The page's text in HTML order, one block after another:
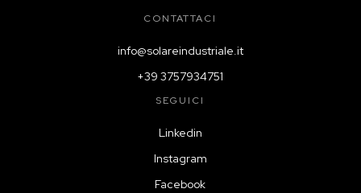
CONTATTACI
info@solareindustriale.it
+39 3757934751
SEGUICI
Linkedin
Instagram
Facebook